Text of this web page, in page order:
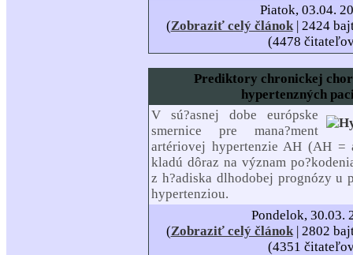
Piatok, 03.04.
(Zobraziť celý článok| 2424
(4478
Prediktory chronickej
hypertenzných
V sú?asnej dobe európske
smernice pre mana?ment
artériovej hypertenzie AH (AH =
kladú dôraz na význam
z h?adiska dlhodobej prognózy u
hypertenziou.
Pondelok, 30.03.
(Zobraziť celý článok| 2802
(4351